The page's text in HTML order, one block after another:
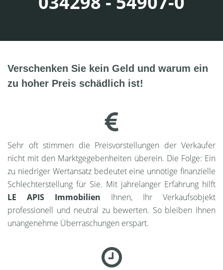
Verschenken Sie kein Geld und warum ein
zu hoher Preis schädlich ist!
Sehr oft stimmen die Preisvorstellungen der Verkäufer
nicht mit den Marktgegebenheiten überein. Die Folge: Ein
zu niedriger Wertansatz bedeutet eine unnötige finanzielle
Schlechterstellung für Sie. Mit jahrelanger Erfahrung hilft
LE APIS Immobilien Ihnen, Ihr Verkaufsobjekt
professionell und neutral zu bewerten. So bleiben Ihnen
unangenehme Überraschungen erspart.